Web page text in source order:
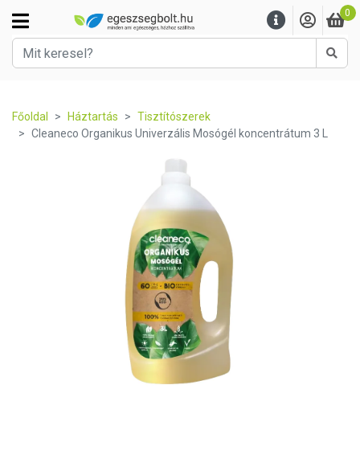
0
Főoldal Háztartás
Tisztítószerek
Cleaneco Organikus Univerzális Mosógél koncentrátum 3 L